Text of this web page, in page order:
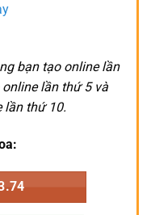
bạn tạo online lần
lần thứ 5 và
lần thứ 10.